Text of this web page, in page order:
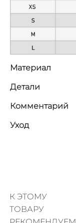
Материал
Детали
Комментарий
Уход
К ЭТОМУ
ТОВАРУ